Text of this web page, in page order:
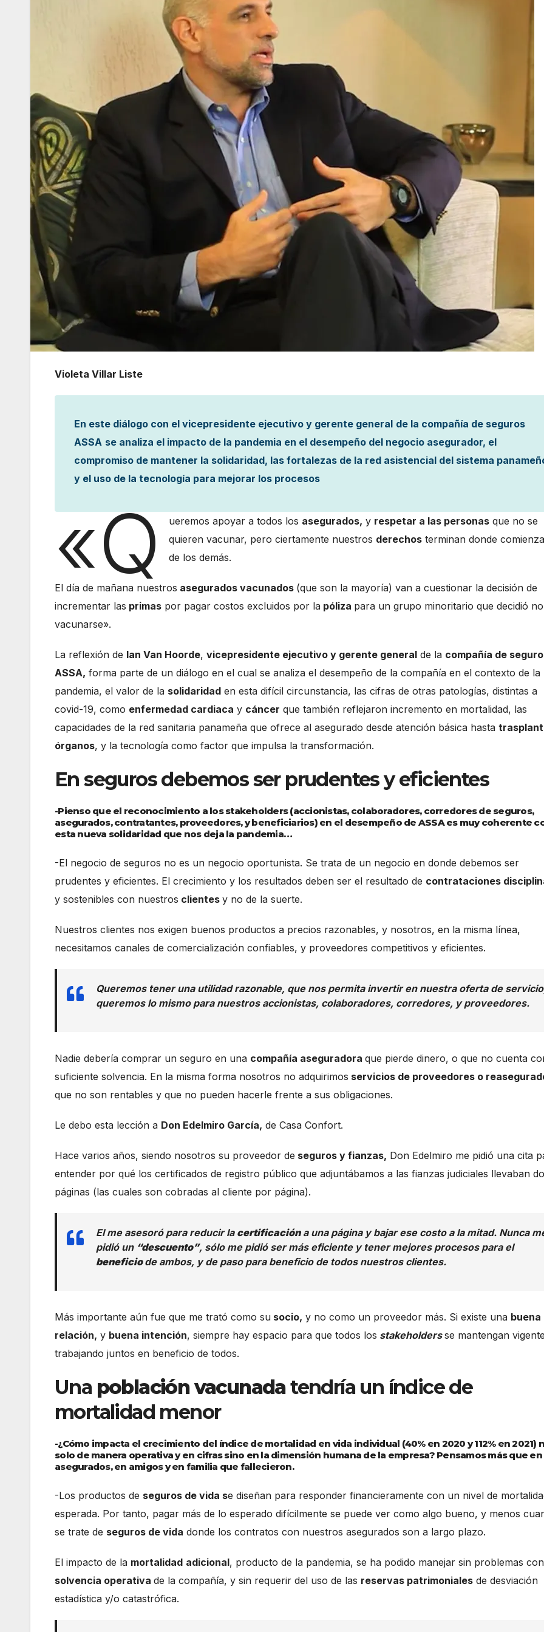
Violeta Villar Liste
En este diálogo con el vicepresidente ejecutivo y gerente general de la compañía de seguros
ASSA se analiza el impacto de la pandemia en el desempeño del negocio asegurador, el
compromiso de mantener la solidaridad, las fortalezas de la red asistencial del sistema
y el uso de la tecnología para mejorar los procesos
«Q ueremos apoyar a todos los asegurados, y respetar a las personas que no se
quieren vacunar, pero ciertamente nuestros derechos terminan donde
de los demás.
El día de mañana nuestros asegurados vacunados (que son la mayoría) van a cuestionar la decisión de
incrementar las primas por pagar costos excluidos por la póliza para un grupo minoritario que decidió no
vacunarse».
La reflexión de Ian Van Hoorde, vicepresidente ejecutivo y gerente general de la compañía de
ASSA, forma parte de un diálogo en el cual se analiza el desempeño de la compañía en el contexto de la
pandemia, el valor de la solidaridad en esta difícil circunstancia, las cifras de otras patologías, distintas a
covid-19, como enfermedad cardiaca y cáncer que también reflejaron incremento en mortalidad, las
capacidades de la red sanitaria panameña que ofrece al asegurado desde atención básica hasta
órganos, y la tecnología como factor que impulsa la transformación.
En seguros debemos ser prudentes y eficientes
-Pienso que el reconocimiento a los stakeholders (accionistas, colaboradores, corredores de seguros,
asegurados, contratantes, proveedores, y beneficiarios) en el desempeño de ASSA es muy coherente
esta nueva solidaridad que nos deja la pandemia…
-El negocio de seguros no es un negocio oportunista. Se trata de un negocio en donde debemos ser
prudentes y eficientes. El crecimiento y los resultados deben ser el resultado de contrataciones
y sostenibles con nuestros clientes y no de la suerte.
Nuestros clientes nos exigen buenos productos a precios razonables, y nosotros, en la misma línea,
necesitamos canales de comercialización confiables, y proveedores competitivos y eficientes.
Queremos tener una utilidad razonable, que nos permita invertir en nuestra oferta de
queremos lo mismo para nuestros accionistas, colaboradores, corredores, y proveedores.
Nadie debería comprar un seguro en una compañía aseguradora que pierde dinero, o que no cuenta
suficiente solvencia. En la misma forma nosotros no adquirimos servicios de proveedores o
que no son rentables y que no pueden hacerle frente a sus obligaciones.
Le debo esta lección a Don Edelmiro García, de Casa Confort.
Hace varios años, siendo nosotros su proveedor de seguros y fianzas, Don Edelmiro me pidió una cita
entender por qué los certificados de registro público que adjuntábamos a las fianzas judiciales llevaban
páginas (las cuales son cobradas al cliente por página).
El me asesoró para reducir la certificacióna una página y bajar ese costo a la mitad. Nunca
pidió un “descuento”, sólo me pidió ser más eficiente y tener mejores procesos para el
beneficiode ambos, y de paso para beneficio de todos nuestros clientes.
Más importante aún fue que me trató como su socio, y no como un proveedor más. Si existe una buena
relación, y buena intención, siempre hay espacio para que todos los stakeholdersse mantengan
trabajando juntos en beneficio de todos.
Una población vacunadatendría un índice de
mortalidad menor
-¿Cómo impacta el crecimiento del índice de mortalidad en vida individual (40% en 2020 y 112% en 2021)
solo de manera operativa y en cifras sino en la dimensión humana de la empresa? Pensamos más que en
asegurados, en amigos y en familia que fallecieron.
-Los productos de seguros de vida se diseñan para responder financieramente con un nivel de
esperada. Por tanto, pagar más de lo esperado difícilmente se puede ver como algo bueno, y menos
se trate de seguros de vida donde los contratos con nuestros asegurados son a largo plazo.
El impacto de la mortalidad adicional, producto de la pandemia, se ha podido manejar sin problemas
solvencia operativa de la compañía, y sin requerir del uso de las reservas patrimoniales de desviación
estadística y/o catastrófica.